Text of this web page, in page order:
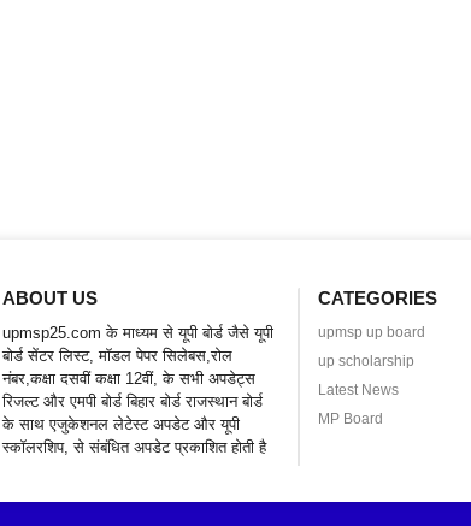
ABOUT US
upmsp25.com के माध्यम से यूपी बोर्ड जैसे यूपी
बोर्ड सेंटर लिस्ट, मॉडल पेपर सिलेबस,रोल
नंबर,कक्षा दसवीं कक्षा 12वीं, के सभी अपडेट्स
रिजल्ट और एमपी बोर्ड बिहार बोर्ड राजस्थान बोर्ड
के साथ एजुकेशनल लेटेस्ट अपडेट और यूपी
स्कॉलरशिप, से संबंधित अपडेट प्रकाशित होती है
CATEGORIES
upmsp up board
up scholarship
Latest News
MP Board